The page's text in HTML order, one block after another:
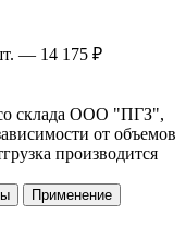
— 14 175 ₽
склада ООО "ПГЗ",
от объемов
производится
Применение